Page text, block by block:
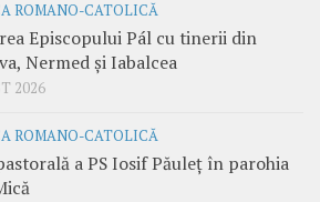
ROMANO-CATOLICĂ
Episcopului Pál cu tinerii din
Nermed și Iabalcea
2026
ROMANO-CATOLICĂ
a PS Iosif Păuleț în parohia